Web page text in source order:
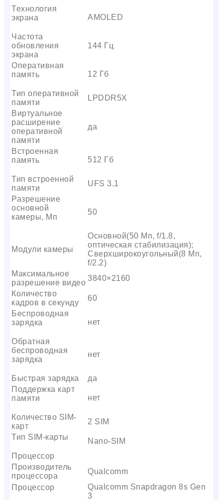
Технология
экрана
AMOLED
Частота
обновления
экрана
144 Гц
Оперативная
память
12 Гб
Тип оперативной
памяти
LPDDR5X
Виртуальное
расширение
оперативной
памяти
да
Встроенная
память
512 Гб
Тип встроенной
памяти
UFS 3.1
Разрешение
основной
камеры, Мп
50
Модули камеры
Основной(50 Мп, f/1.8,
оптическая стабилизация);
Сверхширокоугольный(8 Мп,
f/2.2)
Максимальное
разрешение видео
3840×2160
Количество
кадров в секунду
60
Беспроводная
зарядка
нет
Обратная
беспроводная
зарядка
нет
Быстрая зарядка
да
Поддержка карт
памяти
нет
Количество SIM-
карт
2 SIM
Тип SIM-карты
Nano-SIM
Процессор
Производитель
процессора
Qualcomm
Процессор
Qualcomm Snapdragon 8s Gen
3